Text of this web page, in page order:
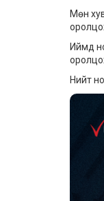
Мөн
Иймд
Нийт